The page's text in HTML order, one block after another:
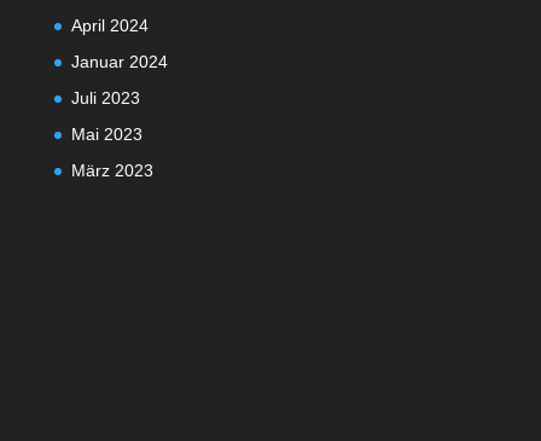
April 2024
Januar 2024
Juli 2023
Mai 2023
März 2023